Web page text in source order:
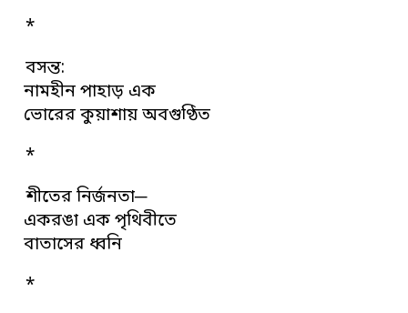
*
বসন্ত:
নামহীন পাহাড় এক
ভোরের কুয়াশায় অবগুণ্ঠিত
*
শীতের নির্জনতা─
একরঙা এক পৃথিবীতে
বাতাসের ধ্বনি
*